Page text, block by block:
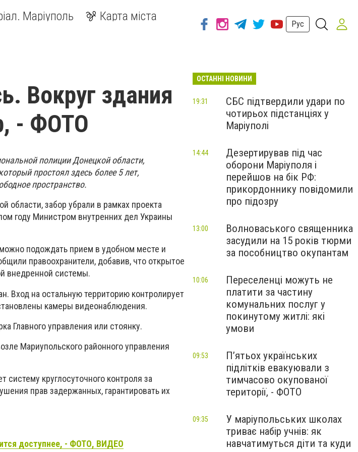
Маріуполь Карта міста
Рус
Вокруг здания
- ФОТО
полиции Донецкой области,
простоял здесь более 5 лет,
пространство.
забор убрали в рамках проекта
году Министром внутренних дел Украины
подождать прием в удобном месте и
правоохранители, добавив, что открытое
внедренной системы.
Вход на остальную территорию контролирует
камеры видеонаблюдения.
Главного управления или стоянку.
Мариупольского районного управления
систему круглосуточного контроля за
прав задержанных, гарантировать их
доступнее, - ФОТО, ВИДЕО
ОСТАННІ НОВИНИ
СБС підтвердили удари по
чотирьох підстанціях у
Маріуполі
19:31
Дезертирував під час
оборони Маріуполя і
перейшов на бік РФ:
прикордоннику повідомили
про підозру
14:44
Волноваського священника
засудили на 15 років тюрми
за пособництво окупантам
13:00
Переселенці можуть не
платити за частину
комунальних послуг у
покинутому житлі: які
умови
10:06
П’ятьох українських
підлітків евакуювали з
тимчасово окупованої
території, - ФОТО
09:53
У маріупольських школах
триває набір учнів: як
навчатимуться діти та куди
09:35